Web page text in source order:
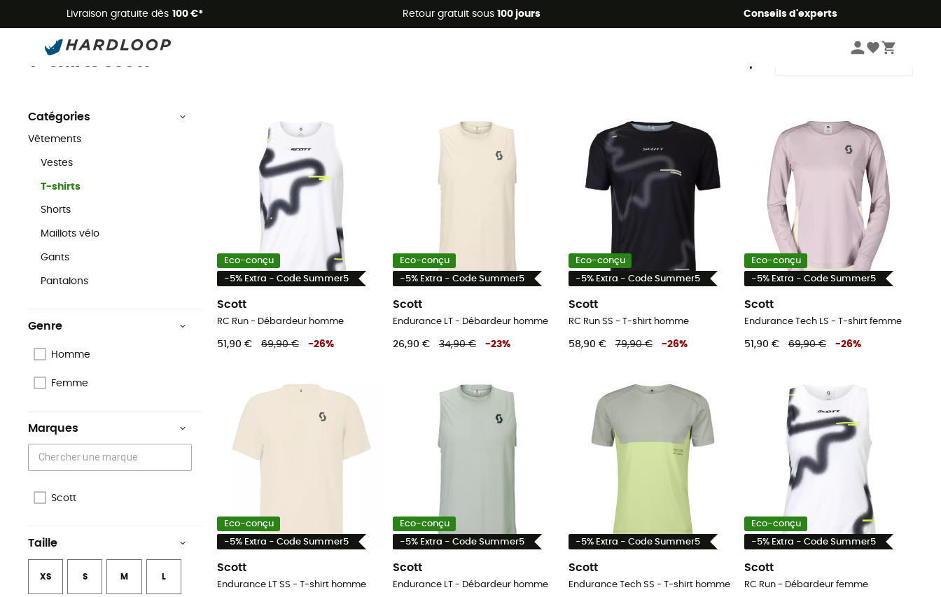
Livraison gratuite dès 100 €* Retour gratuit sous 100 jours Conseils d'experts
Promos d'été 🔥 -5 % EXTRA dès 2 produits* code Summer5
Scott Vêtements T-shirts
T-shirts Scott
Catégories
Vêtements
Vestes
T-shirts
Shorts
Maillots vélo
Gants
Pantalons
Genre
Homme
Femme
Marques
Scott
Taille
XS S M L
Eco-conçu
-5% Extra - Code Summer5
Scott
RC Run - Débardeur homme
51,90 € 69,90 € -26%
Eco-conçu
-5% Extra - Code Summer5
Scott
Endurance LT - Débardeur homme
26,90 € 34,90 € -23%
Eco-conçu
-5% Extra - Code Summer5
Scott
RC Run SS - T-shirt homme
58,90 € 79,90 € -26%
Eco-conçu
-5% Extra - Code Summer5
Scott
Endurance Tech LS - T-shirt femme
51,90 € 69,90 € -26%
Eco-conçu
-5% Extra - Code Summer5
Scott
Endurance LT SS - T-shirt homme
Eco-conçu
-5% Extra - Code Summer5
Scott
Endurance LT - Débardeur homme
-5% Extra - Code Summer5
Scott
Endurance Tech SS - T-shirt homme
Eco-conçu
-5% Extra - Code Summer5
Scott
RC Run - Débardeur femme